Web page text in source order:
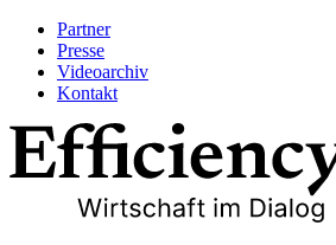
Partner
Presse
Videoarchiv
Kontakt